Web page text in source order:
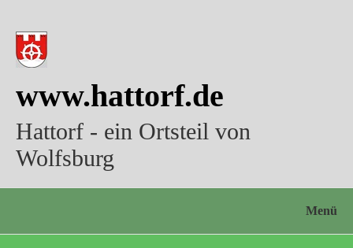
www.hattorf.de
Hattorf - ein Ortsteil von
Wolfsburg
Menü